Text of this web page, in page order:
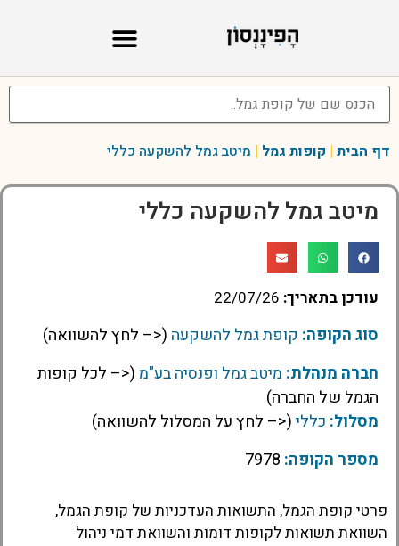
דף הבית | קופות גמל | מיטב גמל להשקעה כללי
מיטב גמל להשקעה כללי
עודכן בתאריך: 22/07/26
סוג הקופה: קופת גמל להשקעה (<– לחץ להשוואה)
חברה מנהלת: מיטב גמל ופנסיה בע"מ (<– לכל קופות
הגמל של החברה)
מסלול: כללי(<– לחץ על המסלול להשוואה)
מספר הקופה:
פרטי קופת הגמל, התשואות העדכניות של קופת הגמל,
השוואת תשואות לקופות דומות והשוואת דמי ניהול